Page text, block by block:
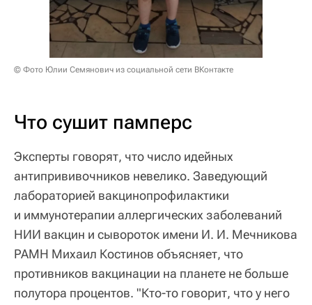
© Фото Юлии Семянович из социальной сети ВКонтакте
Что сушит памперс
Эксперты говорят, что число идейных
антипрививочников невелико. Заведующий
лабораторией вакцинопрофилактики
и иммунотерапии аллергических заболеваний
НИИ вакцин и сывороток имени И. И. Мечникова
РАМН Михаил Костинов объясняет, что
противников вакцинации на планете не больше
полутора процентов. "Кто-то говорит, что у него